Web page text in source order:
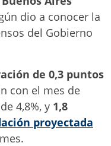
dio a conocer la
del Gobierno
de 0,3 puntos
con el mes de
4,8%, y 1,8
proyectada